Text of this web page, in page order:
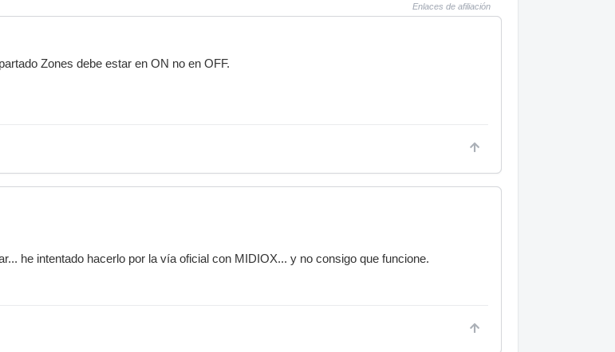
Enlaces de afiliación
Zones debe estar en ON no en OFF.
he intentado hacerlo por la vía oficial con MIDIOX... y no consigo que funcione.